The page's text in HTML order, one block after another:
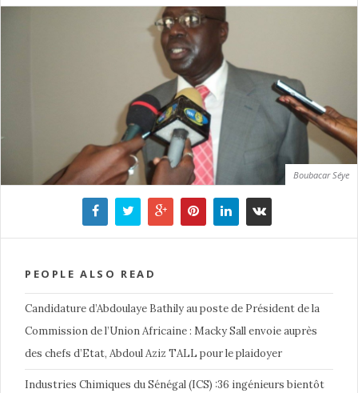
Boubacar Séye
PEOPLE ALSO READ
Candidature d’Abdoulaye Bathily au poste de Président de la
Commission de l’Union Africaine : Macky Sall envoie auprès
des chefs d’Etat, Abdoul Aziz TALL pour le plaidoyer
Industries Chimiques du Sénégal (ICS) :36 ingénieurs bientôt